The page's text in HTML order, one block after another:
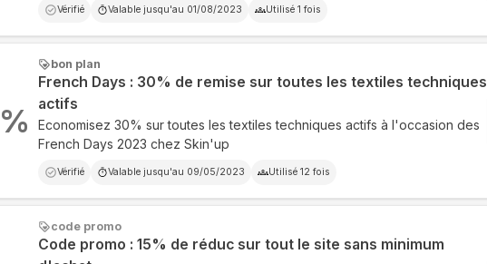
Vérifié Valable jusqu'au 01/08/2023 Utilisé 1 fois
bon plan
French Days : 30% de remise sur toutes les textiles techniques
actifs
Economisez 30% sur toutes les textiles techniques actifs à l'occasion des
French Days 2023 chez Skin'up
Vérifié Valable jusqu'au 09/05/2023 Utilisé 12 fois
%
code promo
Code promo : 15% de réduc sur tout le site sans minimum